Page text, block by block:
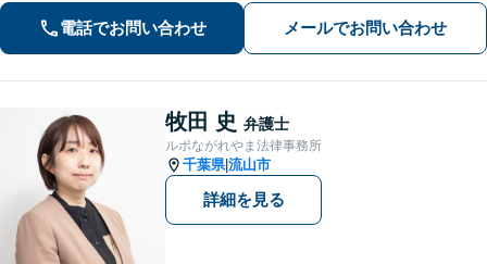
す。借金、遺言相続、離婚、企業法務
その他どんな相談でも受け付けます。
電話でお問い合わせ メールでお問い合わせ
牧田 史 弁護士
ルポながれやま法律事務所
千葉県|流山市
詳細を見る